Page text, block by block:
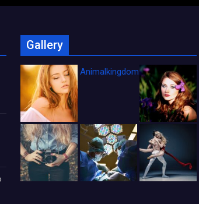
Gallery
Animalkingdom_FichaCine